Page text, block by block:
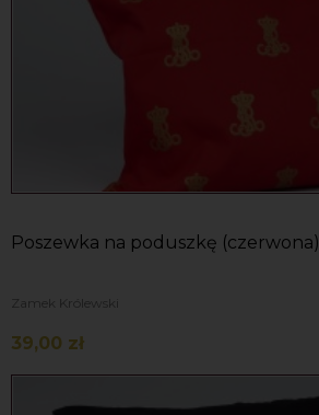
Poszewka na poduszkę (czerwona)
Zamek Królewski
39,00 zł